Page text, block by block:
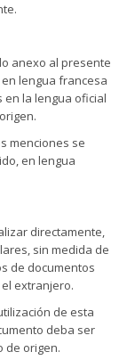
anexo al presente
lengua francesa
en la lengua oficial
menciones se
en lengua
directamente,
sin medida de
de documentos
extranjero.
de esta
deba ser
de origen.